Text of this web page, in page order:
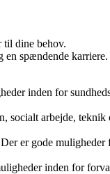
dine behov.
spændende karriere.
inden for
arbejde, teknik
er gode muligheder
inden for